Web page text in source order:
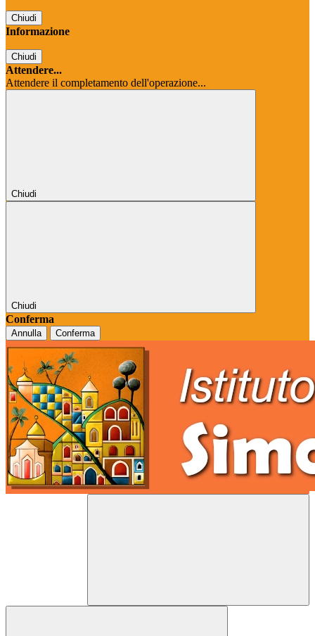
Chiudi
Informazione
Chiudi
Attendere...
Attendere il completamento dell'operazione...
Chiudi
Chiudi
Conferma
Annulla Conferma